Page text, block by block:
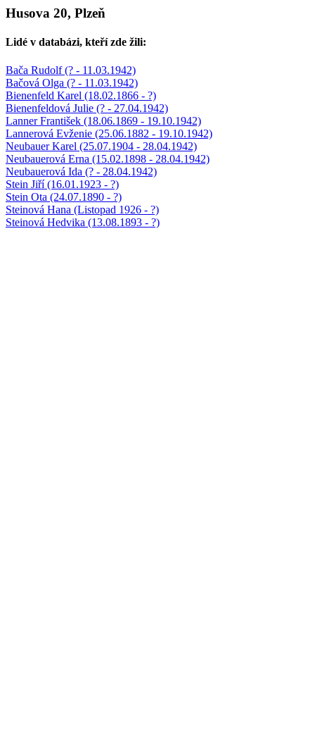
Husova 20, Plzeň
Lidé v databázi, kteří zde žili:
Bača Rudolf (? - 11.03.1942)
Bačová Olga (? - 11.03.1942)
Bienenfeld Karel (18.02.1866 - ?)
Bienenfeldová Julie (? - 27.04.1942)
Lanner František (18.06.1869 - 19.10.1942)
Lannerová Evženie (25.06.1882 - 19.10.1942)
Neubauer Karel (25.07.1904 - 28.04.1942)
Neubauerová Erna (15.02.1898 - 28.04.1942)
Neubauerová Ida (? - 28.04.1942)
Stein Jiří (16.01.1923 - ?)
Stein Ota (24.07.1890 - ?)
Steinová Hana (Listopad 1926 - ?)
Steinová Hedvika (13.08.1893 - ?)